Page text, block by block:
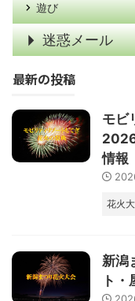
遊び
迷惑メール
最新の投稿
モビ
情報
花火
新潟
ト